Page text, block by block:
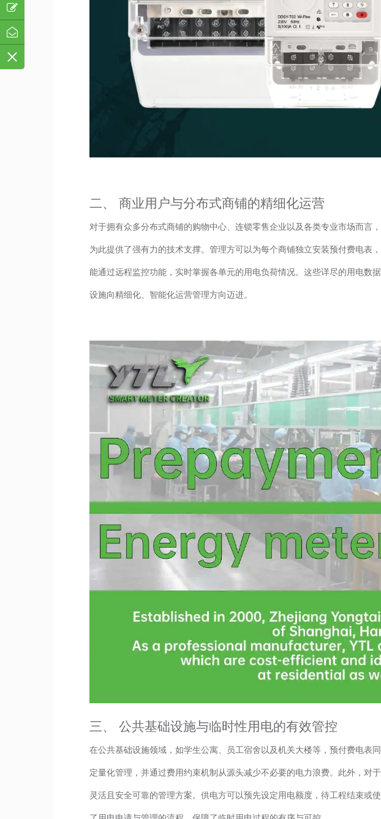
二、 商业用户与分布式商铺的精细化运营
对于拥有众多分布式商铺的购物中心、连锁零售企业以及各类专业市场而言
为此提供了强有力的技术支撑。管理方可以为每个商铺独立安装预付费电表
能通过远程监控功能，实时掌握各单元的用电负荷情况。这些详尽的用电数
设施向精细化、智能化运营管理方向迈进。
三、 公共基础设施与临时性用电的有效管控
在公共基础设施领域，如学生公寓、员工宿舍以及机关大楼等，预付费电表
定量化管理，并通过费用约束机制从源头减少不必要的电力浪费。此外，
灵活且安全可靠的管理方案。供电方可以预先设定用电额度，待工程结束